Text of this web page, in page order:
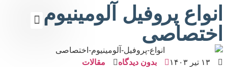
انواع پروفیل آلومینیوم
اختصاصی
۱۳ تیر ۱۴۰۳ بدون دیدگاه
مقالات